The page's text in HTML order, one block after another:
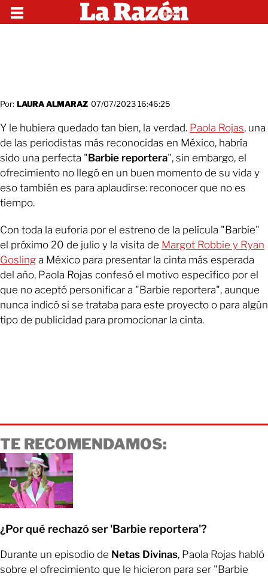
Por: LAURA ALMARAZ 07/07/2023 16:46:25
Y le hubiera quedado tan bien, la verdad. Paola Rojas, una
de las periodistas más reconocidas en México, habría
sido una perfecta "Barbie reportera", sin embargo, el
ofrecimiento no llegó en un buen momento de su vida y
eso también es para aplaudirse: reconocer que no es
tiempo.
Con toda la euforia por el estreno de la película "Barbie"
el próximo 20 de julio y la visita de Margot Robbie y Ryan
Gosling a México para presentar la cinta más esperada
del año, Paola Rojas confesó el motivo específico por el
que no aceptó personificar a "Barbie reportera", aunque
nunca indicó si se trataba para este proyecto o para algún
tipo de publicidad para promocionar la cinta.
TE RECOMENDAMOS:
¿Por qué rechazó ser 'Barbie reportera'?
Durante un episodio de Netas Divinas, Paola Rojas habló
sobre el ofrecimiento que le hicieron para ser "Barbie